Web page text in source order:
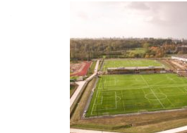
Navigation
articles